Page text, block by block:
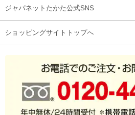
ジャパネットたかた公式SNS
ショッピングサイトトップへ